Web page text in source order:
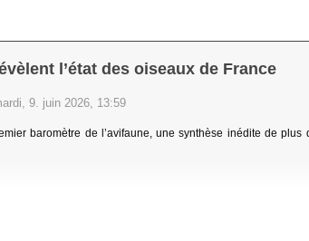
l’état des oiseaux de France
9. juin 2026, 13:59
baromètre de l’avifaune, une synthèse inédite de